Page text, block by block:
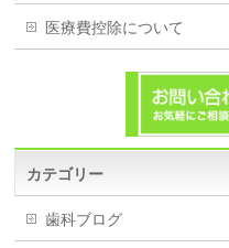
医療費控除について
カテゴリー
歯科ブログ